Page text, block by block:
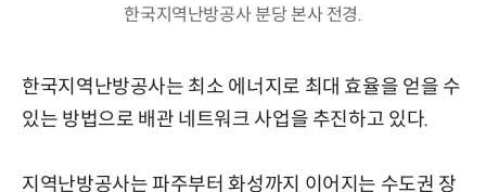
한국지역난방공사 분당 본사 전경.
한국지역난방공사는 최소 에너지로 최대 효율을 얻을 수
있는 방법으로 배관 네트워크 사업을 추진하고 있다.
지역난방공사는 파주부터 화성까지 이어지는 수도권 장